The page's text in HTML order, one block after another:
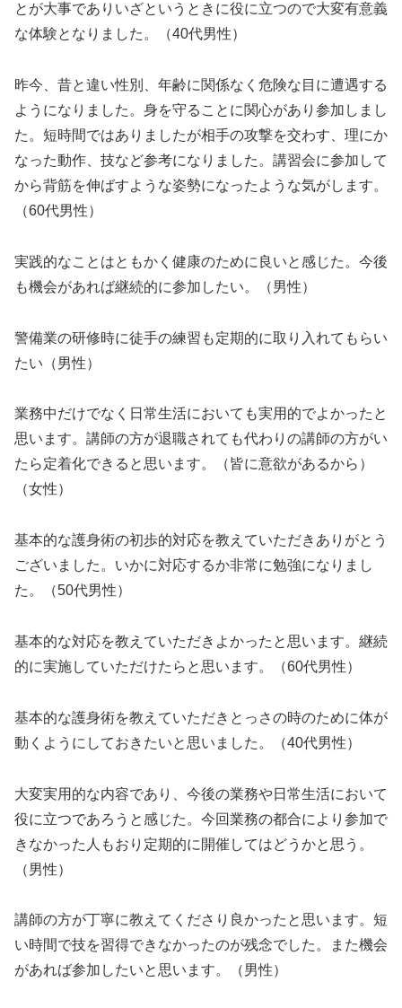
とが大事でありいざというときに役に立つので大変有意義
な体験となりました。（40代男性）
昨今、昔と違い性別、年齢に関係なく危険な目に遭遇する
ようになりました。身を守ることに関心があり参加しまし
た。短時間ではありましたが相手の攻撃を交わす、理にか
なった動作、技など参考になりました。講習会に参加して
から背筋を伸ばすような姿勢になったような気がします。
（60代男性）
実践的なことはともかく健康のために良いと感じた。今後
も機会があれば継続的に参加したい。（男性）
警備業の研修時に徒手の練習も定期的に取り入れてもらい
たい（男性）
業務中だけでなく日常生活においても実用的でよかったと
思います。講師の方が退職されても代わりの講師の方がい
たら定着化できると思います。（皆に意欲があるから）
（女性）
基本的な護身術の初歩的対応を教えていただきありがとう
ございました。いかに対応するか非常に勉強になりまし
た。（50代男性）
基本的な対応を教えていただきよかったと思います。継続
的に実施していただけたらと思います。（60代男性）
基本的な護身術を教えていただきとっさの時のために体が
動くようにしておきたいと思いました。（40代男性）
大変実用的な内容であり、今後の業務や日常生活において
役に立つであろうと感じた。今回業務の都合により参加で
きなかった人もおり定期的に開催してはどうかと思う。
（男性）
講師の方が丁寧に教えてくださり良かったと思います。短
い時間で技を習得できなかったのが残念でした。また機会
があれば参加したいと思います。（男性）